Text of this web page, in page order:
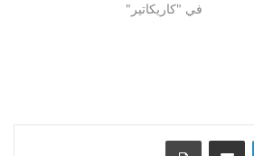
في "كاريكاتير"
لينكدإن مشاركة عبر البريد طباعة